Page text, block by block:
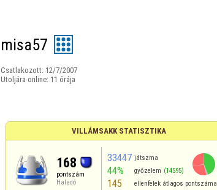
misa57
Csatlakozott: 12/7/2007
Utoljára online: 11 órája
VILLÁMSAKK STATISZTIKA
168
pontszám
Haladó
33447 játszma
44% győzelem (14595)
145 ellenfelek átlagos pontszáma